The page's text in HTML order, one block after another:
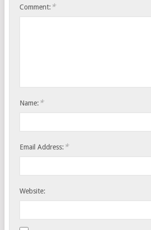
Comment: *
Name: *
Email Address: *
Website: